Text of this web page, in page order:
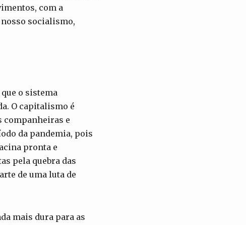
com a
socialismo,
o sistema
O capitalismo é
companheiras e
da pandemia, pois
pronta e
pela quebra das
de uma luta de
mais dura para as